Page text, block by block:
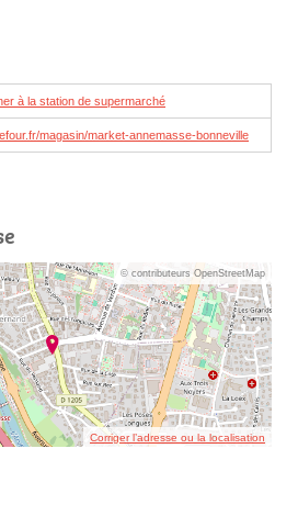
à la station de supermarché
magasin/market-annemasse-bonneville
© contributeurs OpenStreetMap
Corriger l’adresse ou la localisation